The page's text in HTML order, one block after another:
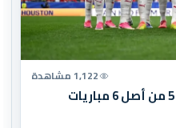
1,122 مشاهدة
مرة أخرى.. "الأسود" يلعبون 5 من أصل 6 مباريات